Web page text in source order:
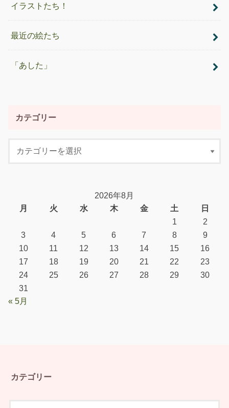
イラストたち！
最近の絵たち
「あした」
カテゴリー
2026年8月
月
火 水 木 金 土
日
1
2
3
4 5 6 7 8
9
10
11 12 13 14 15
16
17
18 19 20 21 22
23
24
25 26 27 28 29
30
31
« 5月
カテゴリー